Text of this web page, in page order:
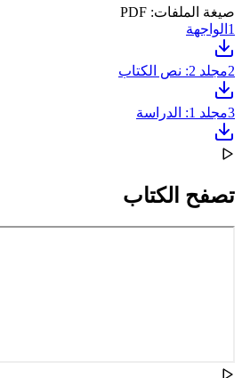
صيغة الملفات: PDF
1 الواجهة
2مجلد 2: نص الكتاب
3مجلد 1: الدراسة
تصفح الكتاب